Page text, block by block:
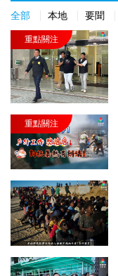
全部 本地 要聞